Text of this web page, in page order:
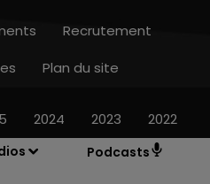
Podcasts
Recrutement
Plan du site
2024 2023 2022